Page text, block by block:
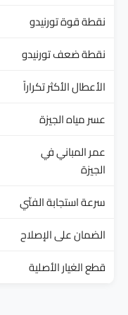
نقطة قوة تورنيدو
نقطة ضعف تورنيدو
الأعطال الأكثر تكراراً
عسر مياه الجيزة
عمر المباني في
الجيزة
سرعة استجابة الفنّي
الضمان على الإصلاح
قطع الغيار الأصلية